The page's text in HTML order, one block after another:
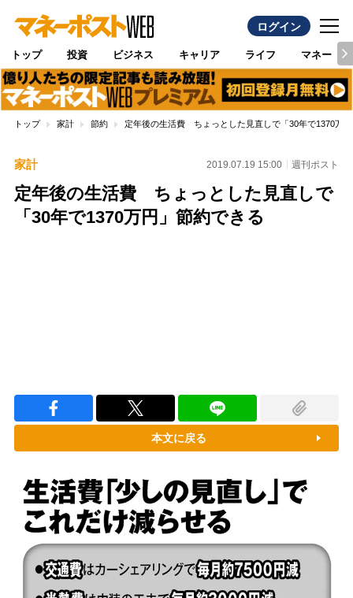
ログイン
トップ 投資 ビジネス キャリア ライフ マネー
トップ 家計 節約 定年後の生活費 ちょっとした見直しで「30年で1370万
家計 2019.07.19 15:00 週刊ポスト
定年後の生活費 ちょっとした見直しで
「30年で1370万円」節約できる
本文に戻る